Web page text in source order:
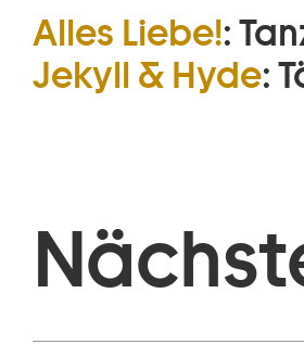
Alles Liebe!:
Jekyll & Hyde: